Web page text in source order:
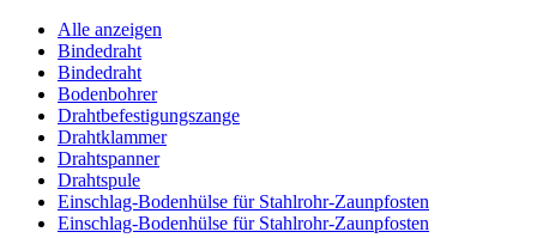
Alle anzeigen
Bindedraht
Bindedraht
Bodenbohrer
Drahtbefestigungszange
Drahtklammer
Drahtspanner
Drahtspule
Einschlag-Bodenhülse für Stahlrohr-Zaunpfosten
Einschlag-Bodenhülse für Stahlrohr-Zaunpfosten